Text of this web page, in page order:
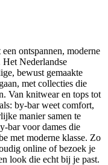
ontspannen, moderne
Het Nederlandse
bewust gemaakte
met collecties die
Van knitwear en tops tot
by-bar weet comfort,
manier samen te
bar voor dames die
met moderne klasse. Zo
online of bezoek je
look die echt bij je past.